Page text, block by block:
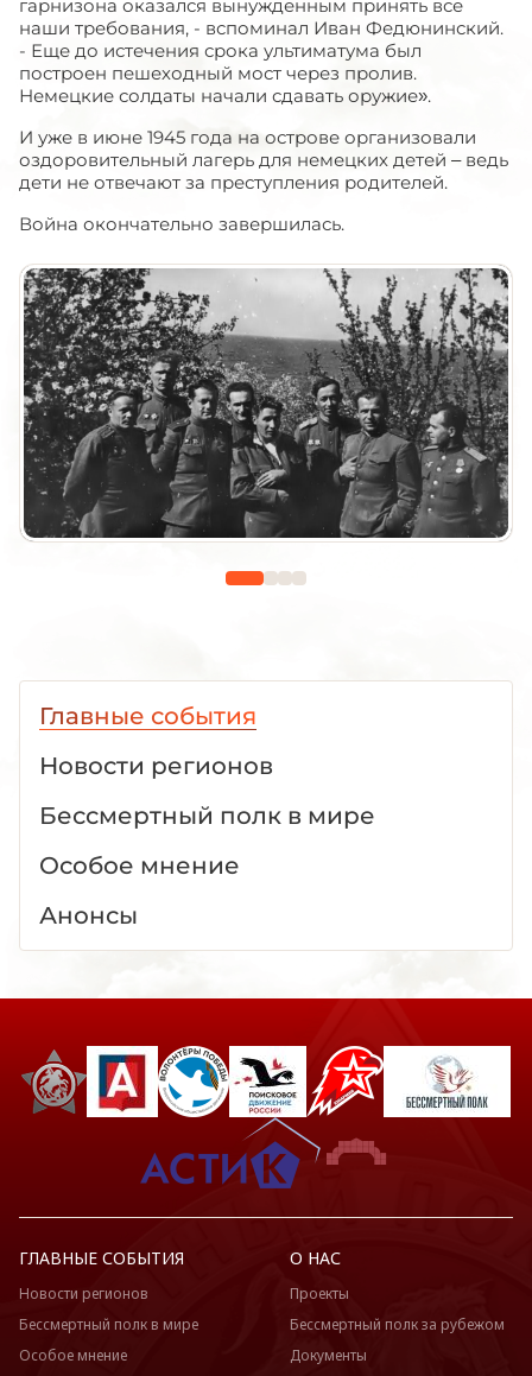
гарнизона оказался вынужденным принять все
наши требования, - вспоминал Иван Федюнинский.
- Еще до истечения срока ультиматума был
построен пешеходный мост через пролив.
Немецкие солдаты начали сдавать оружие».
И уже в июне 1945 года на острове организовали
оздоровительный лагерь для немецких детей – ведь
дети не отвечают за преступления родителей.
Война окончательно завершилась.
Главные события
Новости регионов
Бессмертный полк в мире
Особое мнение
Анонсы
ГЛАВНЫЕ СОБЫТИЯ
Новости регионов
Бессмертный полк в мире
Особое мнение
О НАС
Проекты
Бессмертный полк за рубежом
Документы